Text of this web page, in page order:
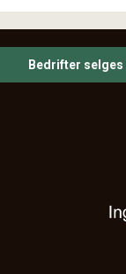
Bedrifter